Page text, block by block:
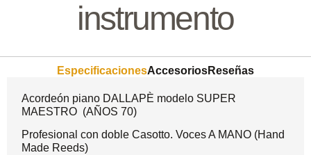
instrumento
EspecificacionesAccesoriosReseñas
Acordeón piano DALLAPÈ modelo SUPER
MAESTRO (AÑOS 70)
Profesional con doble Casotto. Voces A MANO (Hand
Made Reeds)